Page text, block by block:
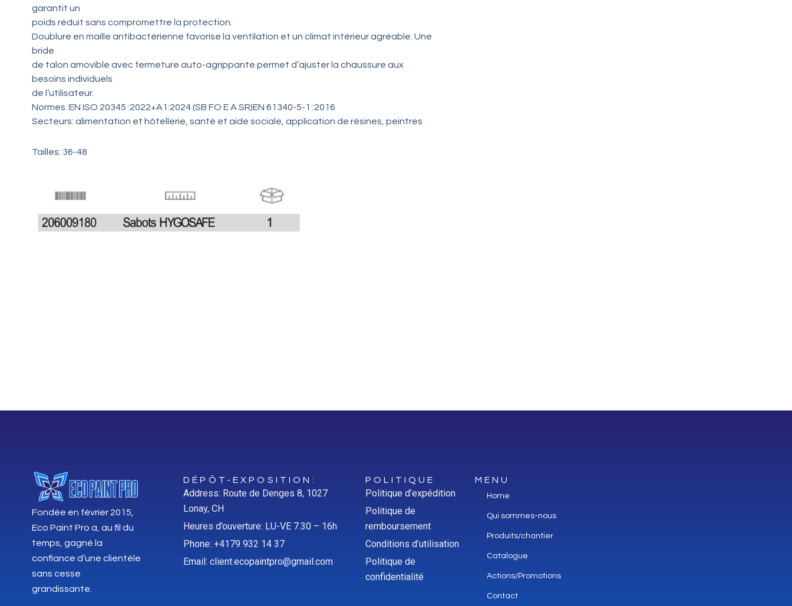
garantit un
poids réduit sans compromettre la protection.
Doublure en maille antibactérienne favorise la ventilation et un climat intérieur agréable. Une
bride
de talon amovible avec fermeture auto-agrippante permet d’ajuster la chaussure aux
besoins individuels
de l’utilisateur.
Normes :EN ISO 20345 :2022+A1:2024 (SB FO E A SR)EN 61340-5-1 :2016
Secteurs: alimentation et hôtellerie, santé et aide sociale, application de résines, peintres
Tailles: 36-48
Fondée en février 2015,
Eco Paint Pro a, au fil du
temps, gagné la
confiance d’une clientèle
sans cesse
grandissante.
DÉPÔT-EXPOSITION:
Address: Route de Denges 8, 1027
Lonay, CH
Heures d’ouverture: LU-VE 7.30 – 16h
Phone: +4179 932 14 37
Email: client.ecopaintpro@gmail.com
POLITIQUE
Politique d’expédition
Politique de
remboursement
Conditions d’utilisation
Politique de
confidentialité
MENU
Home
Qui sommes-nous
Produits/chantier
Catalogue
Actions/Promotions
Contact